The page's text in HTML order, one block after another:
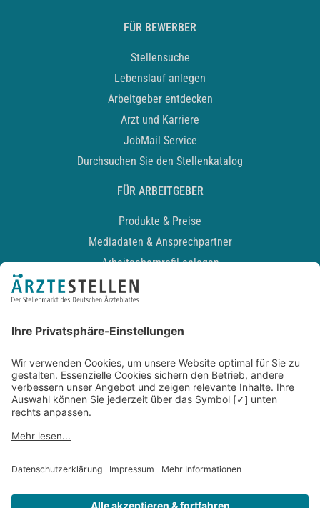
FÜR BEWERBER
Stellensuche
Lebenslauf anlegen
Arbeitgeber entdecken
Arzt und Karriere
JobMail Service
Durchsuchen Sie den Stellenkatalog
FÜR ARBEITGEBER
Produkte & Preise
Mediadaten & Ansprechpartner
Arbeitgeberprofil anlegen
Recruiting-Podcast
Kontakt
Datenschutz
Newsletter